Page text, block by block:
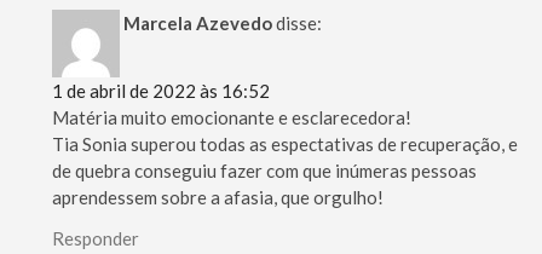
Marcela Azevedodisse:
1 de abril de 2022 às 16:52
Matéria muito emocionante e esclarecedora!
Tia Sonia superou todas as espectativas de recuperação, e
de quebra conseguiu fazer com que inúmeras pessoas
aprendessem sobre a afasia, que orgulho!
Responder